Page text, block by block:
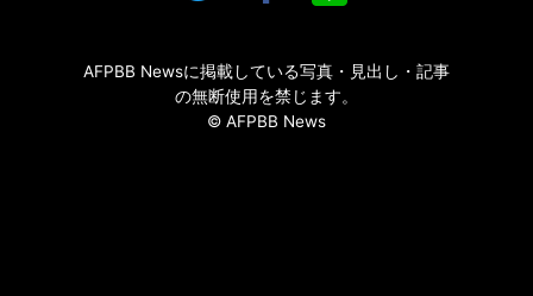
AFPBB Newsに掲載している写真・見出し・記事
の無断使用を禁じます。
© AFPBB News